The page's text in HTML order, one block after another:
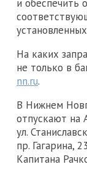
и обеспечить
На каких
не только в
nn.ru.
В Нижнем
отпускают на
ул.
пр. Гагарина,
Капитана